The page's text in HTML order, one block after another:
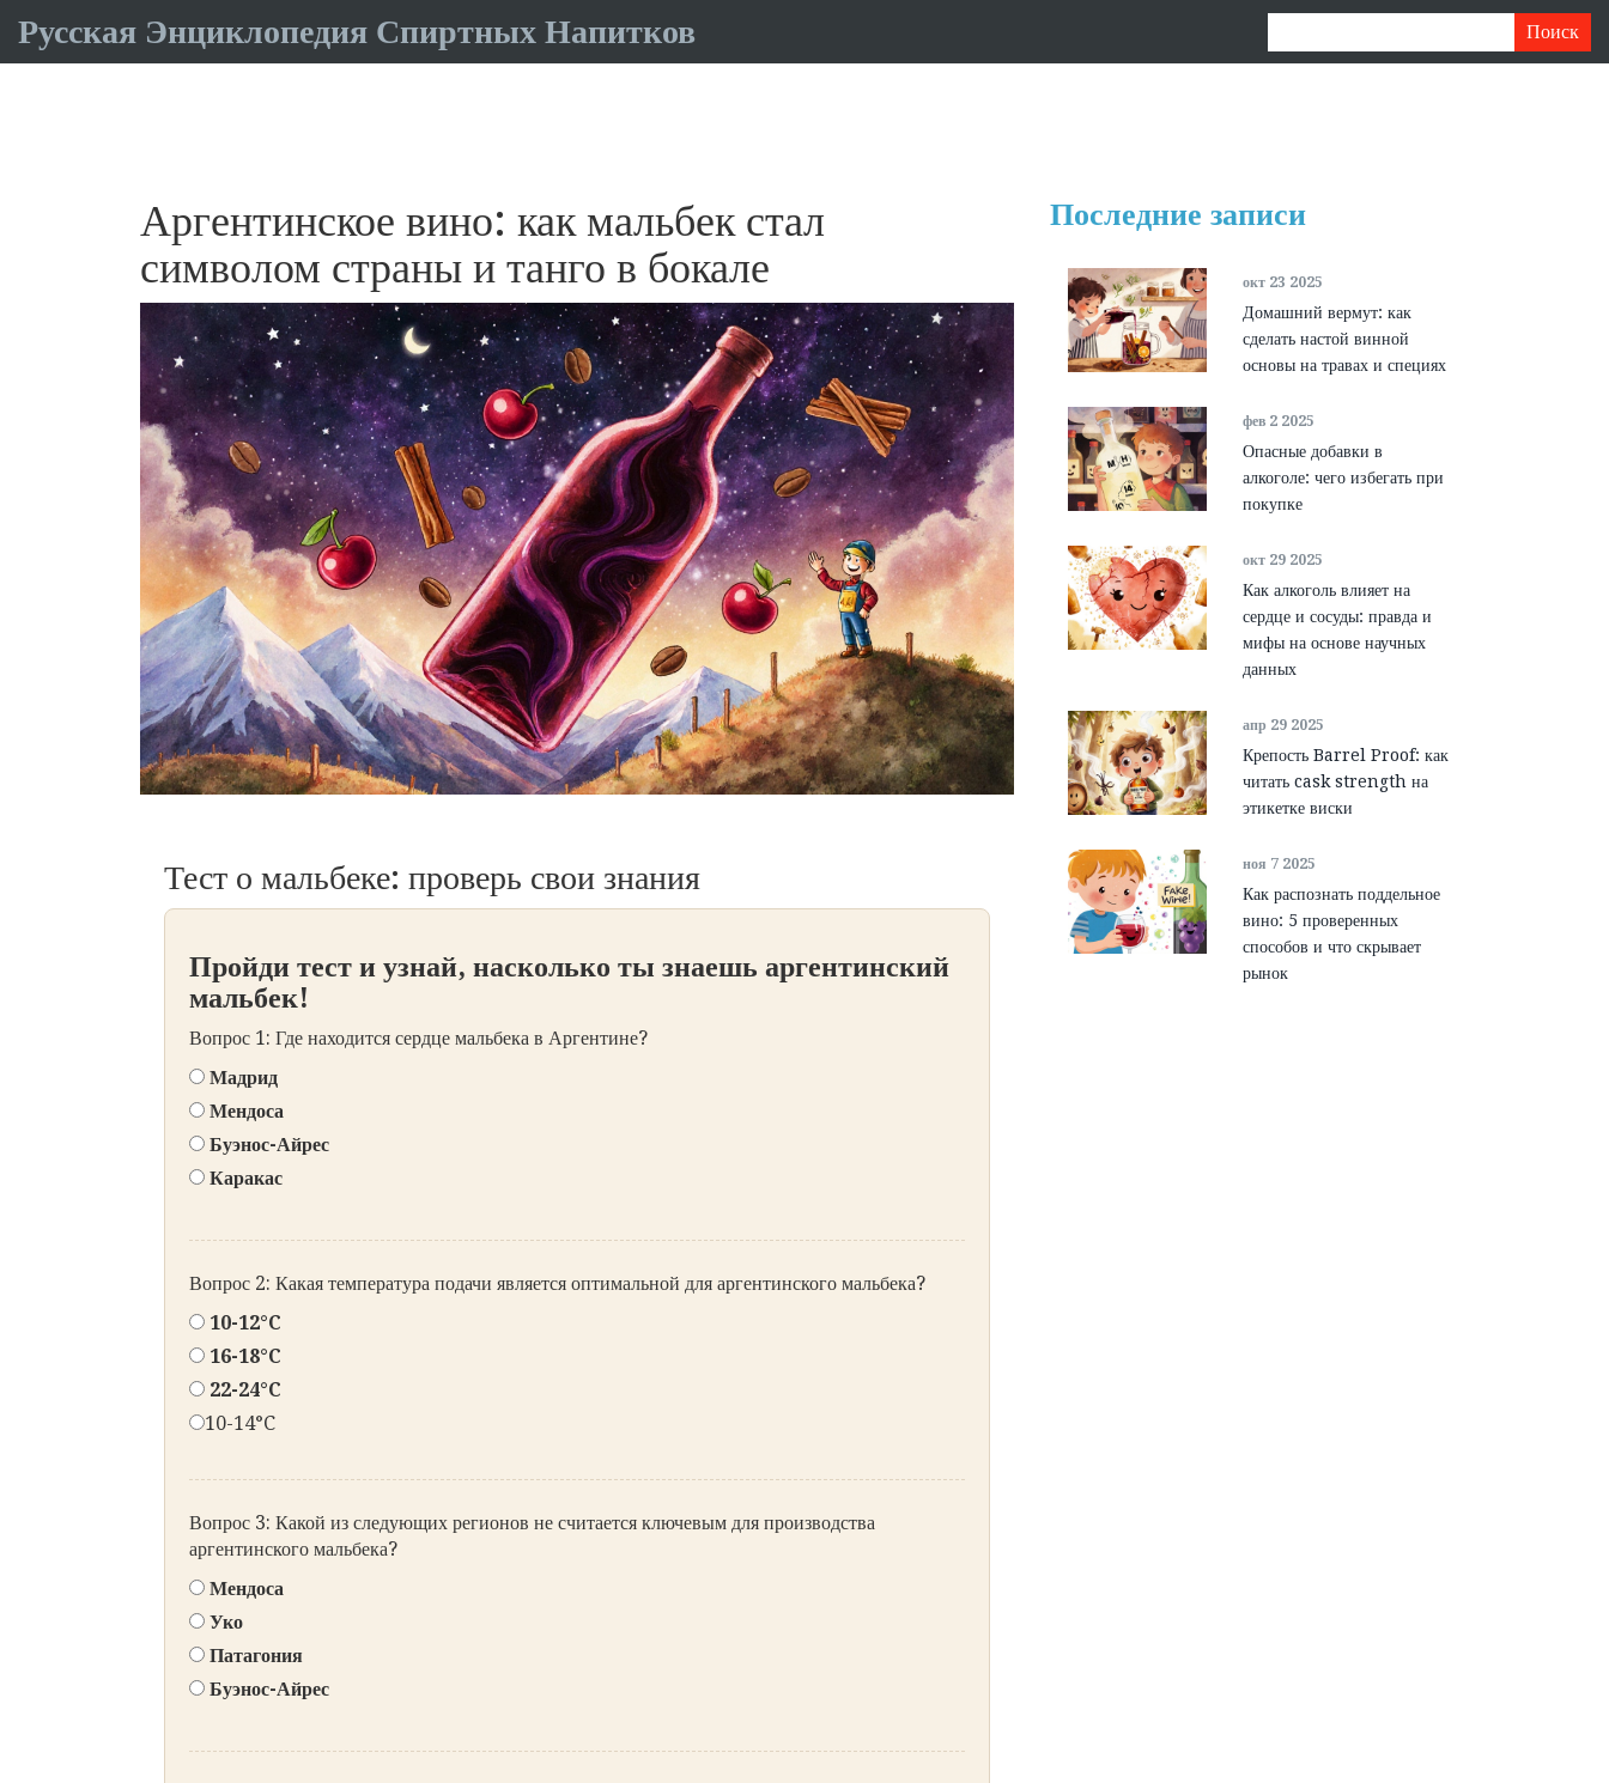
Русская Энциклопедия Спиртных Напитков
Аргентинское вино: как мальбек стал
символом страны и танго в бокале
Тест о мальбеке: проверь свои знания
Пройди тест и узнай, насколько ты знаешь аргентинский
мальбек!
Вопрос 1: Где находится сердце мальбека в Аргентине?
Мадрид
Мендоса
Буэнос-Айрес
Каракас
Вопрос 2: Какая температура подачи является оптимальной для аргентинского мальбека?
10-12°C
16-18°C
22-24°C
10-14°C
Вопрос 3: Какой из следующих регионов не считается ключевым для производства
аргентинского мальбека?
Мендоса
Уко
Патагония
Буэнос-Айрес
Последние записи
окт 23 2025
Домашний вермут: как
сделать настой винной
основы на травах и специях
фев 2 2025
Опасные добавки в
алкоголе: чего избегать при
покупке
окт 29 2025
Как алкоголь влияет на
сердце и сосуды: правда и
мифы на основе научных
данных
апр 29 2025
Крепость Barrel Proof: как
читать cask strength на
этикетке виски
ноя 7 2025
Как распознать поддельное
вино: 5 проверенных
способов и что скрывает
рынок